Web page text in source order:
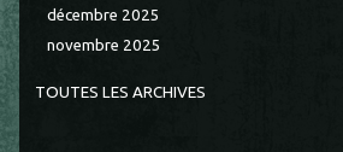
décembre 2025
novembre 2025
TOUTES LES ARCHIVES